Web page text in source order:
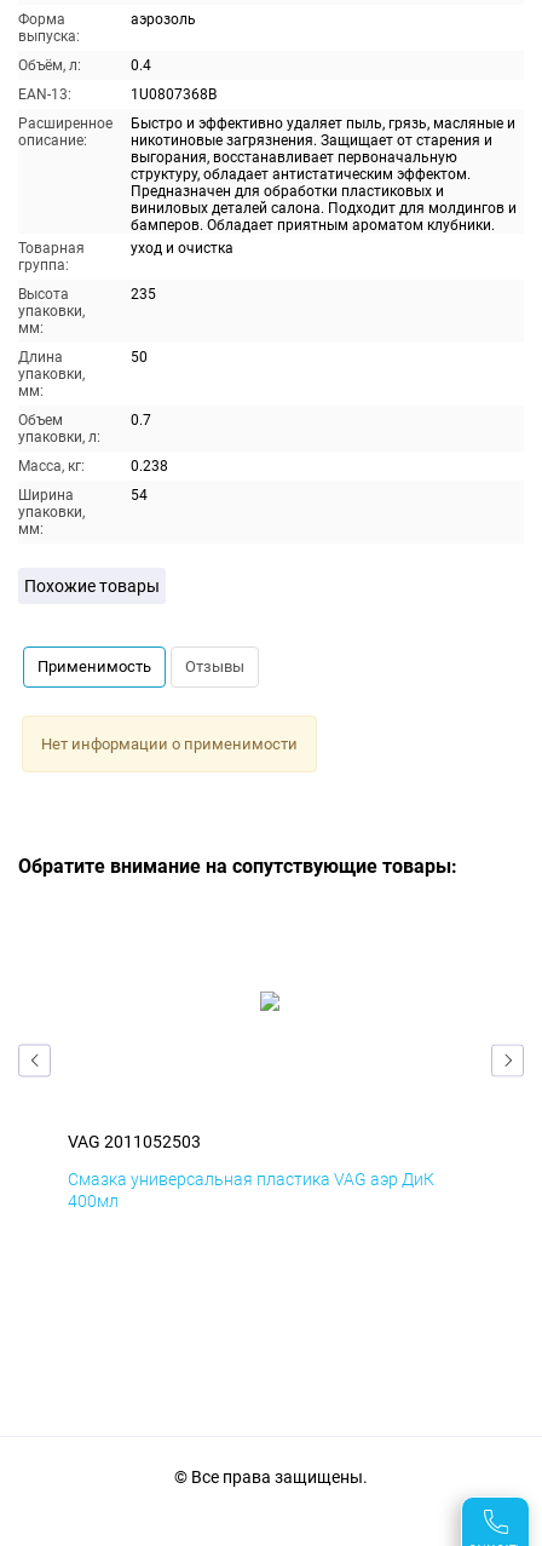
Форма
выпуска:
аэрозоль
Объём, л:
0.4
EAN-13:
1U0807368B
Расширенное
описание:
Быстро и эффективно удаляет пыль, грязь, масляные и
никотиновые загрязнения. Защищает от старения и
выгорания, восстанавливает первоначальную
структуру, обладает антистатическим эффектом.
Предназначен для обработки пластиковых и
виниловых деталей салона. Подходит для молдингов и
бамперов. Обладает приятным ароматом клубники.
Товарная
группа:
уход и очистка
Высота
упаковки,
мм:
235
Длина
упаковки,
мм:
50
Объем
упаковки, л:
0.7
Масса, кг:
0.238
Ширина
упаковки,
мм:
54
Похожие товары
Применимость Отзывы
Нет информации о применимости
Обратите внимание на сопутствующие товары:
VAG 2011052503
Смазка универсальная пластика VAG аэр ДиК
400мл
© Все права защищены.